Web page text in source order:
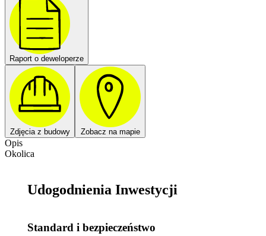
Raport o deweloperze
Zdjęcia z budowy Zobacz na mapie
Opis
Okolica
Udogodnienia Inwestycji
Standard i bezpieczeństwo